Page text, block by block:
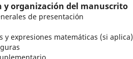
y organización del manuscrito
de presentación
y expresiones matemáticas (si aplica)